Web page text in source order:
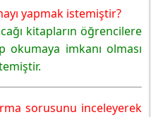
yapmak istemiştir?
kitapların öğrencilere
imkanı olması
sorusunu inceleyerek